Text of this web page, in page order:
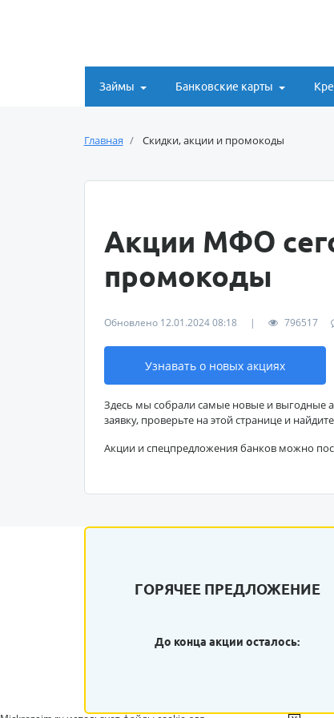
Займы Банковские карты
Главная Скидки, акции и промокоды
Акции МФО
промокоды
Обновлено 12.01.2024 08:18 | 796517
Узнавать о новых акциях
Здесь мы собрали самые новые и выгодные
заявку, проверьте на этой странице и
Акции и спецпредложения банков можно
ГОРЯЧЕЕ ПРЕДЛОЖЕНИЕ
До конца акции осталось: